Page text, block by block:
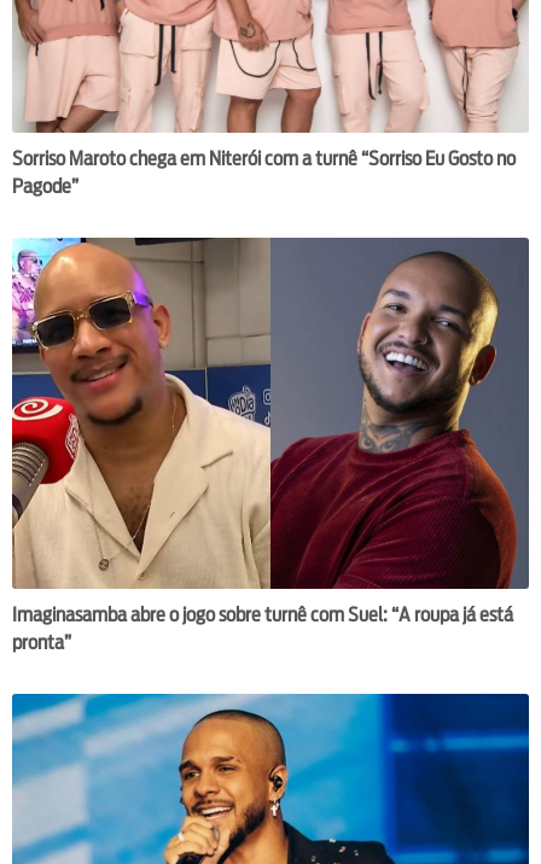
Sorriso Maroto chega em Niterói com a turnê “Sorriso Eu Gosto no
Pagode”
Imaginasamba abre o jogo sobre turnê com Suel: “A roupa já está
pronta”